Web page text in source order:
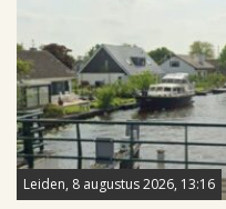
Leiden, 8 augustus 2026, 13:16